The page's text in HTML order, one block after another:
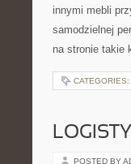
innymi mebli
samodzielnej
na stronie takie
CATEGORIES:
POSTED BY